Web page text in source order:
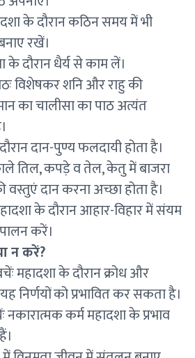
के दौरान कठिन समय में भी
रखें।
के दौरान धैर्य से काम लें।
विशेषकर शनि और राहु की
का चालीसा का पाठ अत्यंत
दान-पुण्य फलदायी होता है।
तिल, कपड़े व तेल, केतु में बाजरा
दान करना अच्छा होता है।
के दौरान आहार-विहार में संयम
करें।
न करें?
महादशा के दौरान क्रोध और
निर्णयों को प्रभावित कर सकता है।
कर्म महादशा के प्रभाव